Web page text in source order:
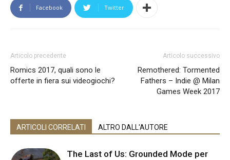
Facebook Twitter
Articolo precedente
Romics 2017, quali sono le
offerte in fiera sui videogiochi?
Articolo successivo
Remothered: Tormented
Fathers – Indie @ Milan
Games Week 2017
ARTICOLI CORRELATI ALTRO DALL'AUTORE
The Last of Us: Grounded Mode per